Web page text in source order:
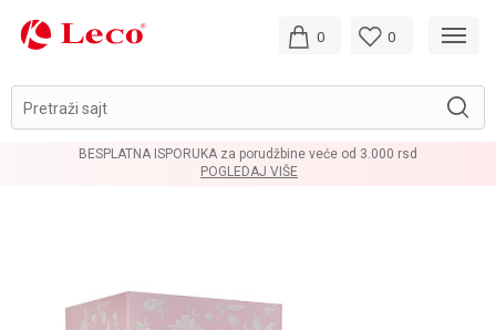
Pretraži sajt
0 0
BESPLATNA ISPORUKA za porudžbine veće od 3.000 rsd
POGLEDAJ VIŠE